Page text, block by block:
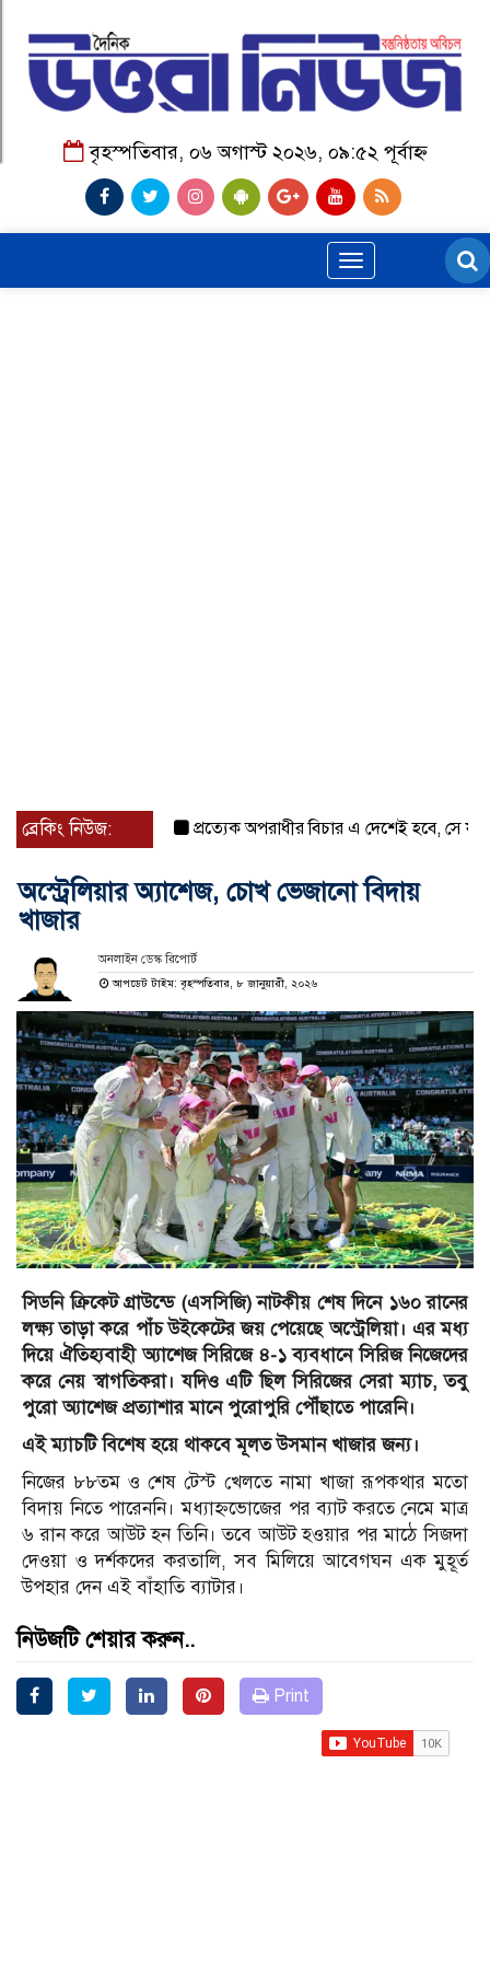
বৃহস্পতিবার, ০৬ অগাস্ট ২০২৬, ০৯:৫২ পূর্বাহ্ন
Toggle
navigation
ব্রেকিং নিউজ: প্রত্যেক অপরাধীর বিচার এ দেশেই হবে, সে যত
অস্ট্রেলিয়ার অ্যাশেজ, চোখ ভেজানো বিদায়
খাজার
অনলাইন ডেস্ক রিপোর্ট
আপডেট টাইম: বৃহস্পতিবার, ৮ জানুয়ারী, ২০২৬
সিডনি ক্রিকেট গ্রাউন্ডে (এসসিজি) নাটকীয় শেষ দিনে ১৬০ রানের
লক্ষ্য তাড়া করে পাঁচ উইকেটের জয় পেয়েছে অস্ট্রেলিয়া। এর মধ্য
দিয়ে ঐতিহ্যবাহী অ্যাশেজ সিরিজে ৪-১ ব্যবধানে সিরিজ নিজেদের
করে নেয় স্বাগতিকরা। যদিও এটি ছিল সিরিজের সেরা ম্যাচ, তবু
পুরো অ্যাশেজ প্রত্যাশার মানে পুরোপুরি পৌঁছাতে পারেনি।
এই ম্যাচটি বিশেষ হয়ে থাকবে মূলত উসমান খাজার জন্য।
নিজের ৮৮তম ও শেষ টেস্ট খেলতে নামা খাজা রূপকথার মতো
বিদায় নিতে পারেননি। মধ্যাহ্নভোজের পর ব্যাট করতে নেমে মাত্র
৬ রান করে আউট হন তিনি। তবে আউট হওয়ার পর মাঠে সিজদা
দেওয়া ও দর্শকদের করতালি, সব মিলিয়ে আবেগঘন এক মুহূর্ত
উপহার দেন এই বাঁহাতি ব্যাটার।
নিউজটি শেয়ার করুন..
Print